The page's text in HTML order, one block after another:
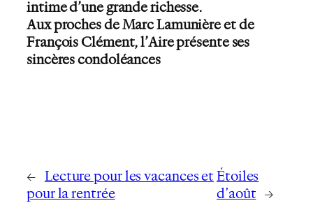
intime d’une grande richesse.
Aux proches de Marc Lamunière et de
François Clément, l’Aire présente ses
sincères condoléances
←
Lecture pour les vacances et
pour la rentrée
Étoiles
d’août
→